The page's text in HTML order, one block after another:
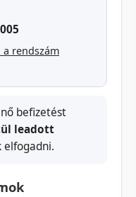
a rendszám
befizetést
leadott
elfogadni.